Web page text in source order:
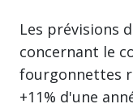
Les prévisions
concernant le
fourgonnettes
+11% d'une